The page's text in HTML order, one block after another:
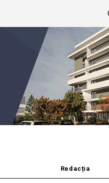
Redacția